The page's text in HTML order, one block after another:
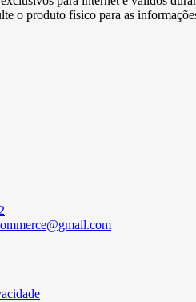
o produto físico para as